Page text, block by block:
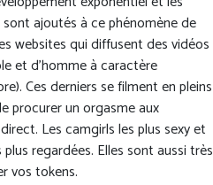
ajoutés à ce phénomène de
websites qui diffusent des vidéos
et d’homme à caractère
Ces derniers se filment en pleins
procurer un orgasme aux
Les camgirls les plus sexy et
regardées. Elles sont aussi très
vos tokens.